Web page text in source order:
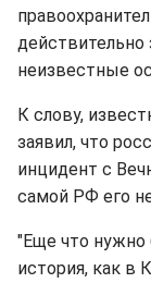
неизвестные
К слову,
заявил, что
инцидент с
самой РФ его
"Еще что нужно
история, как в